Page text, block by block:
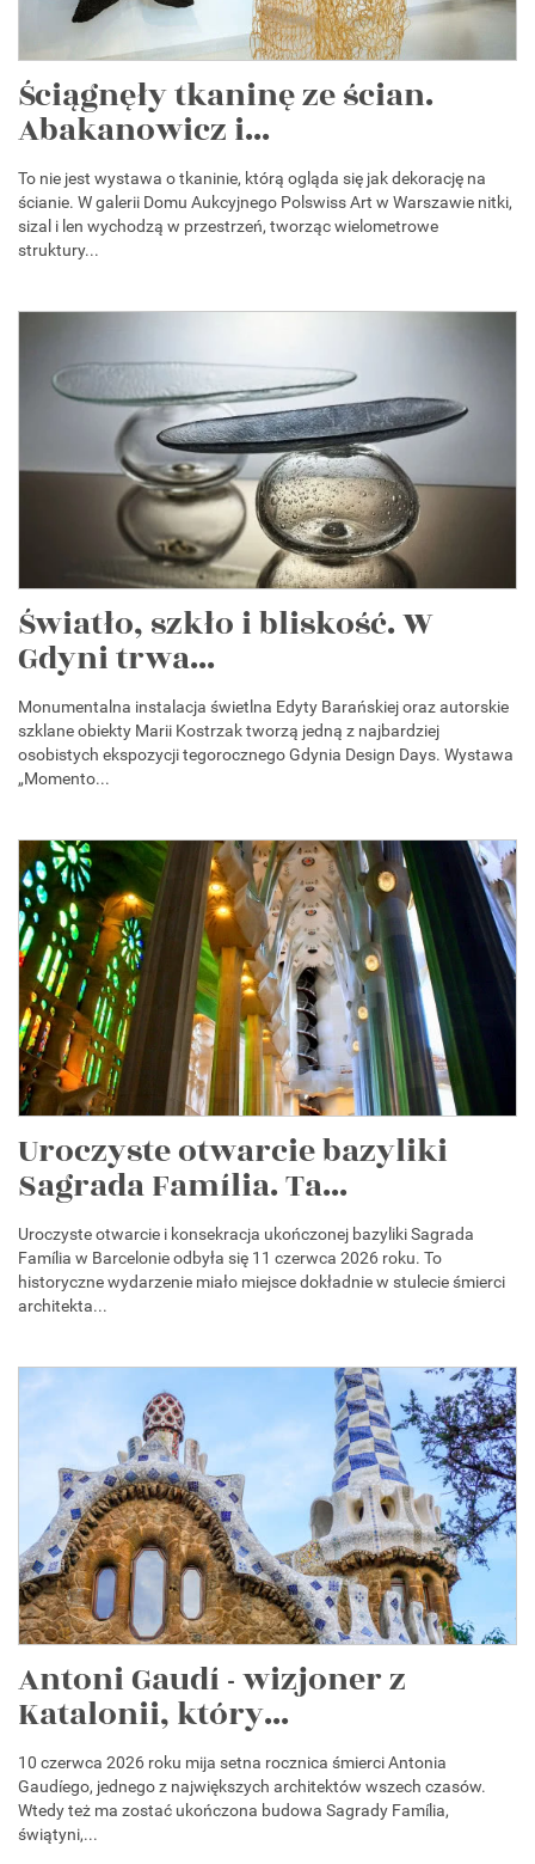
Ściągnęły tkaninę ze ścian.
Abakanowicz i...
To nie jest wystawa o tkaninie, którą ogląda się jak dekorację na
ścianie. W galerii Domu Aukcyjnego Polswiss Art w Warszawie nitki,
sizal i len wychodzą w przestrzeń, tworząc wielometrowe
struktury...
Światło, szkło i bliskość. W
Gdyni trwa...
Monumentalna instalacja świetlna Edyty Barańskiej oraz autorskie
szklane obiekty Marii Kostrzak tworzą jedną z najbardziej
osobistych ekspozycji tegorocznego Gdynia Design Days. Wystawa
„Momento...
Uroczyste otwarcie bazyliki
Sagrada Família. Ta...
Uroczyste otwarcie i konsekracja ukończonej bazyliki Sagrada
Família w Barcelonie odbyła się 11 czerwca 2026 roku. To
historyczne wydarzenie miało miejsce dokładnie w stulecie śmierci
architekta...
Antoni Gaudí - wizjoner z
Katalonii, który...
10 czerwca 2026 roku mija setna rocznica śmierci Antonia
Gaudíego, jednego z największych architektów wszech czasów.
Wtedy też ma zostać ukończona budowa Sagrady Família,
świątyni,...